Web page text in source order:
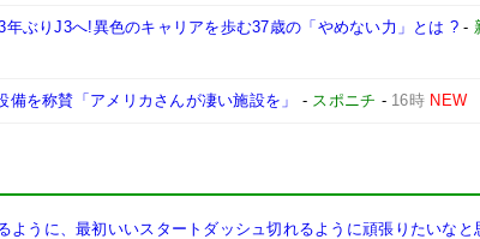
ぶりJ3へ!異色のキャリアを歩む37歳の「やめない力」とは ? -
を称賛「アメリカさんが凄い施設を」 - スポニチ - 16時 NEW
ように、最初いいスタートダッシュ切れるように頑張りたいなと